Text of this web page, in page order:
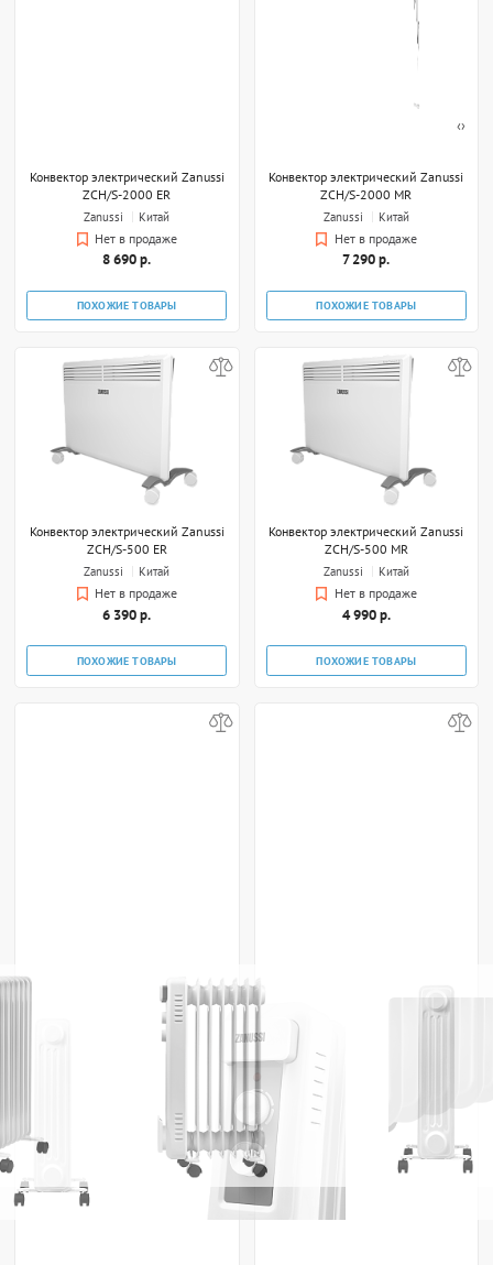
‹›
Конвектор электрический Zanussi
ZCH/S-2000 ER
Zanussi
Китай
Нет в продаже
8 690 р.
ПОХОЖИЕ ТОВАРЫ
Конвектор электрический Zanussi
ZCH/S-2000 MR
Zanussi
Китай
Нет в продаже
7 290 р.
ПОХОЖИЕ ТОВАРЫ
Конвектор электрический Zanussi
ZCH/S-500 ER
Zanussi
Китай
Нет в продаже
6 390 р.
ПОХОЖИЕ ТОВАРЫ
Конвектор электрический Zanussi
ZCH/S-500 MR
Zanussi
Китай
Нет в продаже
4 990 р.
ПОХОЖИЕ ТОВАРЫ